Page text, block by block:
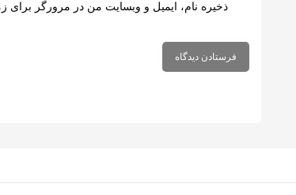
ذخیره نام، ایمیل و وبسایت من در مرورگر برای